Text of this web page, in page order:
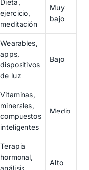
Dieta,
ejercicio,
meditación
Muy
bajo
Wearables,
apps,
dispositivos
de luz
Bajo
Vitaminas,
minerales,
compuestos
inteligentes
Medio
Terapia
hormonal,
análisis
Alto